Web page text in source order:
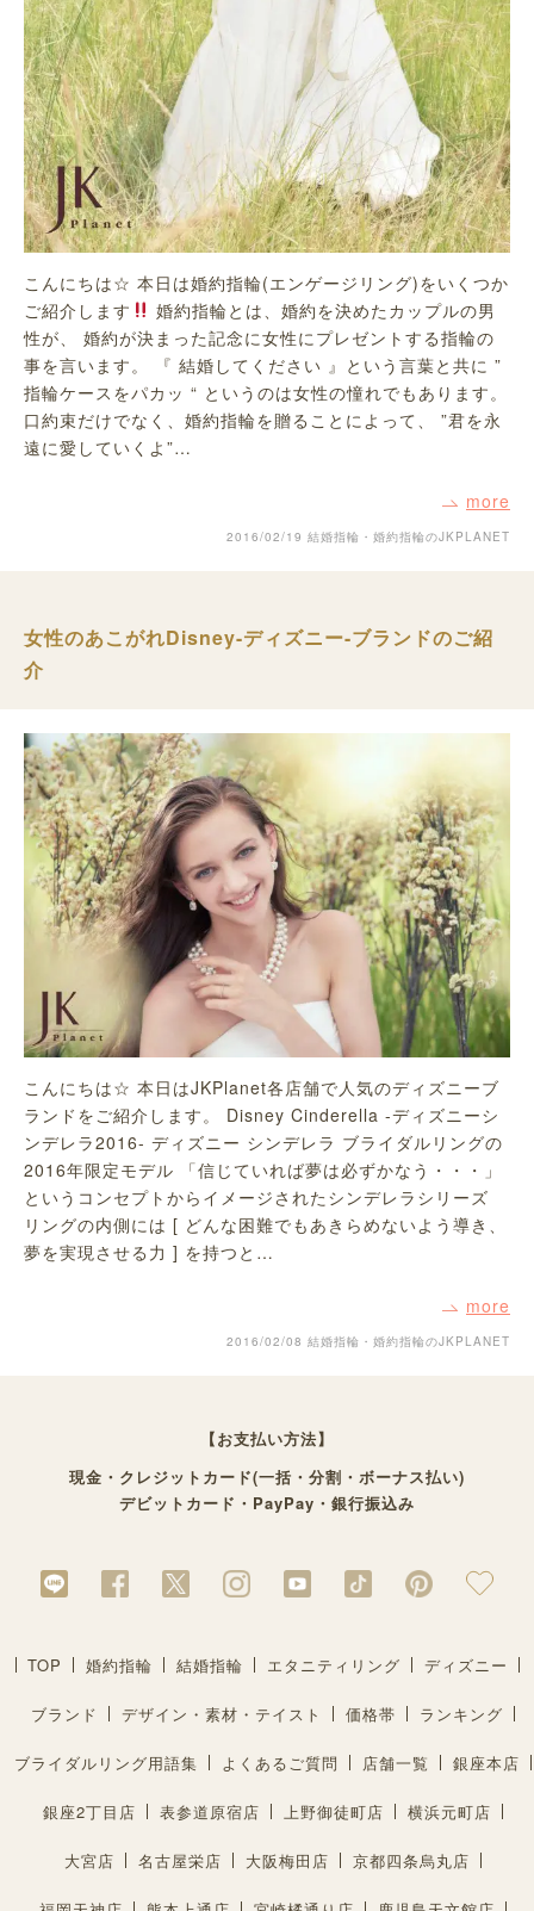
こんにちは☆ 本日は婚約指輪(エンゲージリング)をいくつか
ご紹介します
婚約指輪とは、婚約を決めたカップルの男
性が、 婚約が決まった記念に女性にプレゼントする指輪の
事を言います。 『 結婚してください 』という言葉と共に ”
指輪ケースをパカッ “ というのは女性の憧れでもあります。
口約束だけでなく、婚約指輪を贈ることによって、 ”君を永
遠に愛していくよ”…
more
2016/02/19 結婚指輪・婚約指輪のJKPLANET
女性のあこがれDisney-ディズニー-ブランドのご紹
介
こんにちは☆ 本日はJKPlanet各店舗で人気のディズニーブ
ランドをご紹介します。 Disney Cinderella -ディズニーシ
ンデレラ2016- ディズニー シンデレラ ブライダルリングの
2016年限定モデル 「信じていれば夢は必ずかなう・・・」
というコンセプトからイメージされたシンデレラシリーズ
リングの内側には [ どんな困難でもあきらめないよう導き、
夢を実現させる力 ] を持つと…
more
2016/02/08 結婚指輪・婚約指輪のJKPLANET
【お支払い方法】
現金・クレジットカード(一括・分割・ボーナス払い)
デビットカード・PayPay・銀行振込み
TOP 婚約指輪 結婚指輪 エタニティリング ディズニー
ブランド デザイン・素材・テイスト 価格帯 ランキング
ブライダルリング用語集 よくあるご質問 店舗一覧 銀座本店
銀座2丁目店 表参道原宿店 上野御徒町店 横浜元町店
大宮店 名古屋栄店 大阪梅田店 京都四条烏丸店